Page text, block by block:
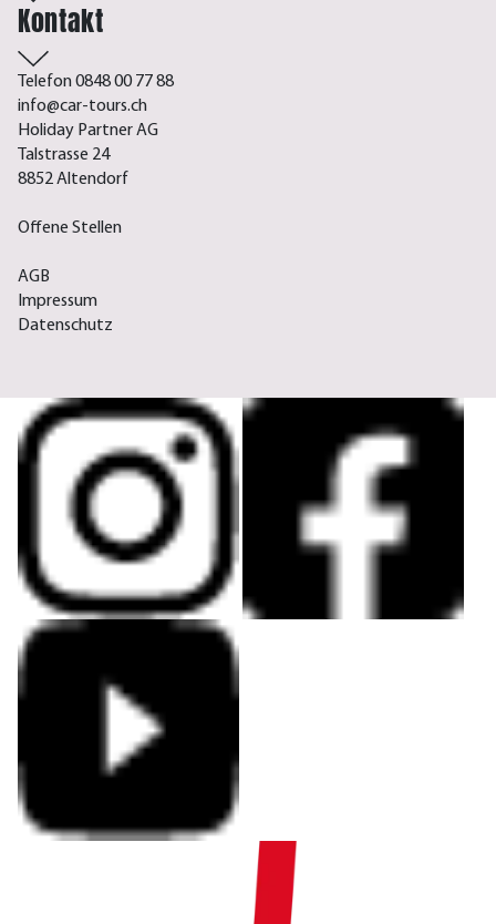
Kontakt
Telefon 0848 00 77 88
info@car-tours.ch
Holiday Partner AG
Talstrasse 24
8852 Altendorf
Offene Stellen
AGB
Impressum
Datenschutz